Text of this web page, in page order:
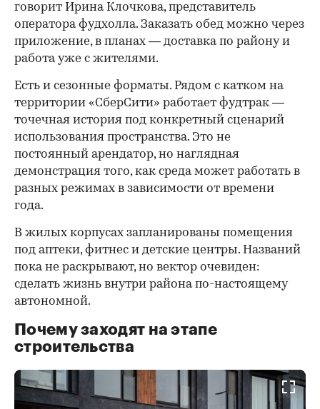
говорит Ирина Клочкова, представитель
оператора фудхолла. Заказать обед можно через
приложение, в планах — доставка по району и
работа уже с жителями.
Есть и сезонные форматы. Рядом с катком на
территории «СберСити» работает фудтрак —
точечная история под конкретный сценарий
использования пространства. Это не
постоянный арендатор, но наглядная
демонстрация того, как среда может работать в
разных режимах в зависимости от времени
года.
В жилых корпусах запланированы помещения
под аптеки, фитнес и детские центры. Названий
пока не раскрывают, но вектор очевиден:
сделать жизнь внутри района по-настоящему
автономной.
Почему заходят на этапе
строительства